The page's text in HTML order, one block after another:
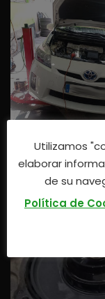
Utilizamos
elaborar
de su
Política de